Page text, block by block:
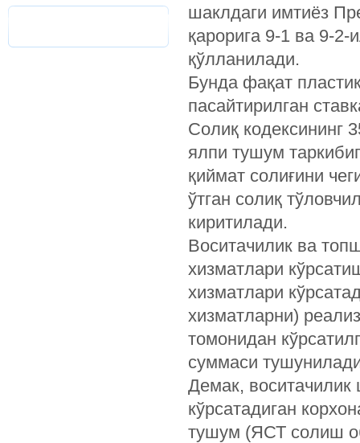
шаклдаги имтиёз
қарорига 9-1 ва 9-2-
қўлланилади.
Бунда фақат
пасайтирилган
Солиқ кодексининг
ялпи тушум
қиймат солиғини
ўтган солиқ
киритилади.
Воситачилик ва
хизматлари
хизматлари
хизматларни)
томонидан
суммаси
Демак, воситачилик
кўрсатадиган
тушум (ЯСТ солиш